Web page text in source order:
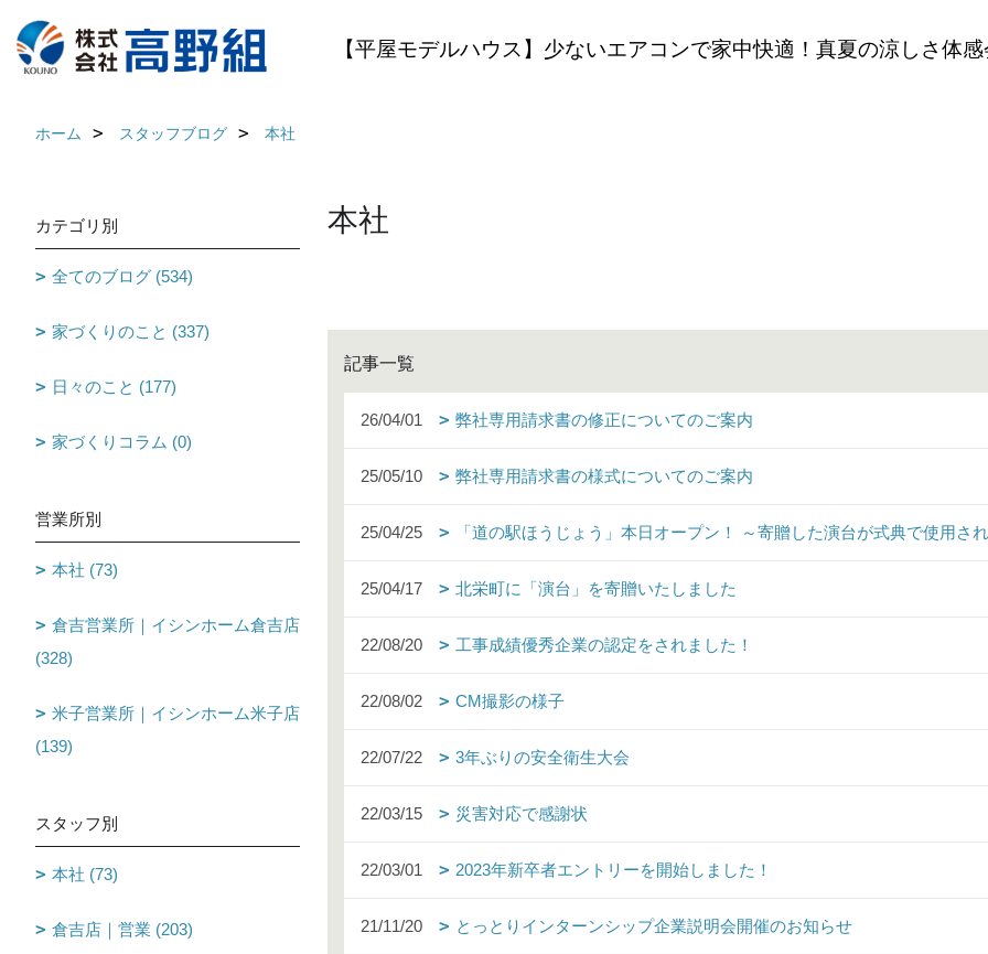
【平屋モデルハウス】少ないエアコンで家中快適！真夏の涼しさ体感
ホーム スタッフブログ 本社
本社
記事一覧
26/04/01 弊社専用請求書の修正についてのご案内
25/05/10 弊社専用請求書の様式についてのご案内
25/04/25 「道の駅ほうじょう」本日オープン！ ～寄贈した演台が式典で使用さ
25/04/17 北栄町に「演台」を寄贈いたしました
22/08/20 工事成績優秀企業の認定をされました！
22/08/02 CM撮影の様子
22/07/22 3年ぶりの安全衛生大会
22/03/15 災害対応で感謝状
22/03/01 2023年新卒者エントリーを開始しました！
21/11/20 とっとりインターンシップ企業説明会開催のお知らせ
カテゴリ別
全てのブログ (534)
家づくりのこと (337)
日々のこと (177)
家づくりコラム (0)
営業所別
本社 (73)
倉吉営業所｜イシンホーム倉吉店
(328)
米子営業所｜イシンホーム米子店
(139)
スタッフ別
本社 (73)
倉吉店｜営業 (203)